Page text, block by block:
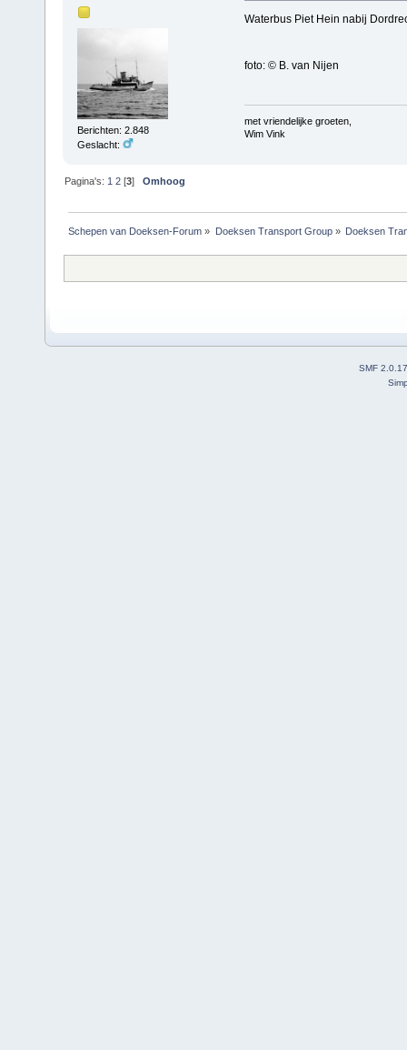
Berichten: 2.848
Geslacht:
Waterbus Piet Hein nabij
foto: © B. van Nijen
met vriendelijke groeten,
Wim Vink
Pagina's: 1 2 [3]Omhoog
Schepen van Doeksen-Forum » Doeksen Transport Group» Doeksen
SMF 2.0.17